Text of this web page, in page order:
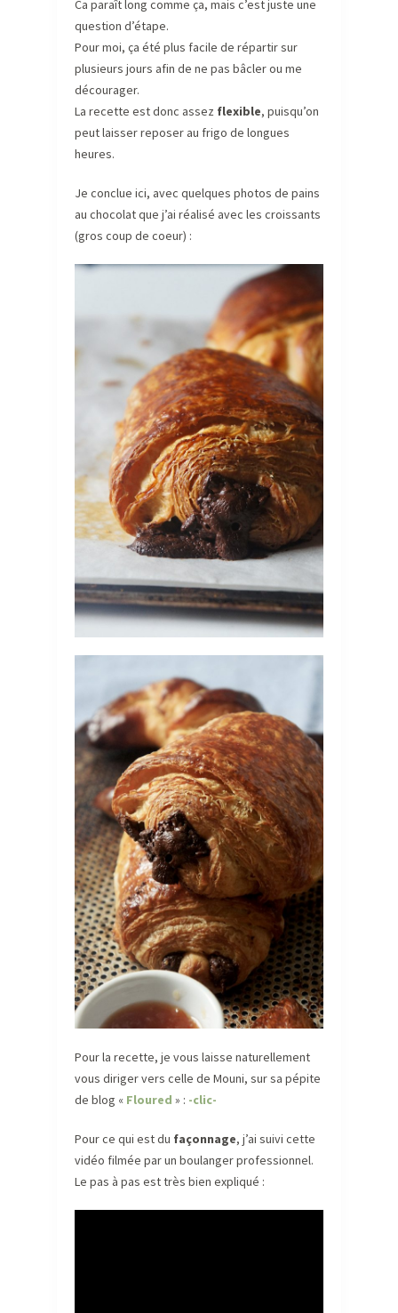
Ca paraît long comme ça, mais c’est juste une
question d’étape.
Pour moi, ça été plus facile de répartir sur
plusieurs jours afin de ne pas bâcler ou me
décourager.
La recette est donc assez flexible, puisqu’on
peut laisser reposer au frigo de longues
heures.
Je conclue ici, avec quelques photos de pains
au chocolat que j’ai réalisé avec les croissants
(gros coup de coeur) :
Pour la recette, je vous laisse naturellement
vous diriger vers celle de Mouni, sur sa pépite
de blog « Floured » : -clic-
Pour ce qui est du façonnage, j’ai suivi cette
vidéo filmée par un boulanger professionnel.
Le pas à pas est très bien expliqué :